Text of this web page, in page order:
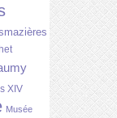
XIV
Musée